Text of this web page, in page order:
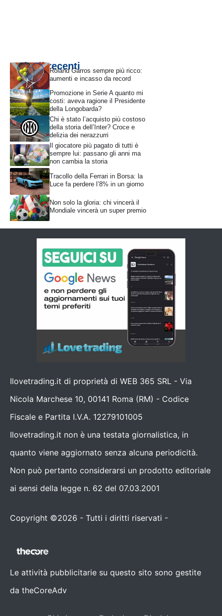
Articoli recentiRoland Garros sempre più ricco:
aumenti e incasso da record
Promozione in Serie A quanto mi
costi: aveva ragione il Presidente
della Longobarda?
Chi è stato l’acquisto più costoso
della storia dell’Inter? Croce e
delizia dei nerazzurri
Il giocatore più pagato di tutti è
sempre lui: passano gli anni ma
non cambia la storia
Tracollo della Ferrari in Borsa: la
Luce fa perdere l’8% in un giorno
Non solo la gloria: chi vincerà il
Mondiale vincerà un super premio
Ilovetrading.it di proprietà di WEB 365 SRL - Via
Nicola Marchese 10, 00141 Roma (RM) - Codice
Fiscale e Partita I.V.A. 12279101005
Ilovetrading.it non è una testata giornalistica, in
quanto viene aggiornato senza alcuna periodicità.
Non può pertanto considerarsi un prodotto editoriale
ai sensi della legge n. 62 del 07.03.2001
Copyright ©2026 - Tutti i diritti riservati -
Le attività pubblicitarie su questo sito sono gestite
da theCoreAdv